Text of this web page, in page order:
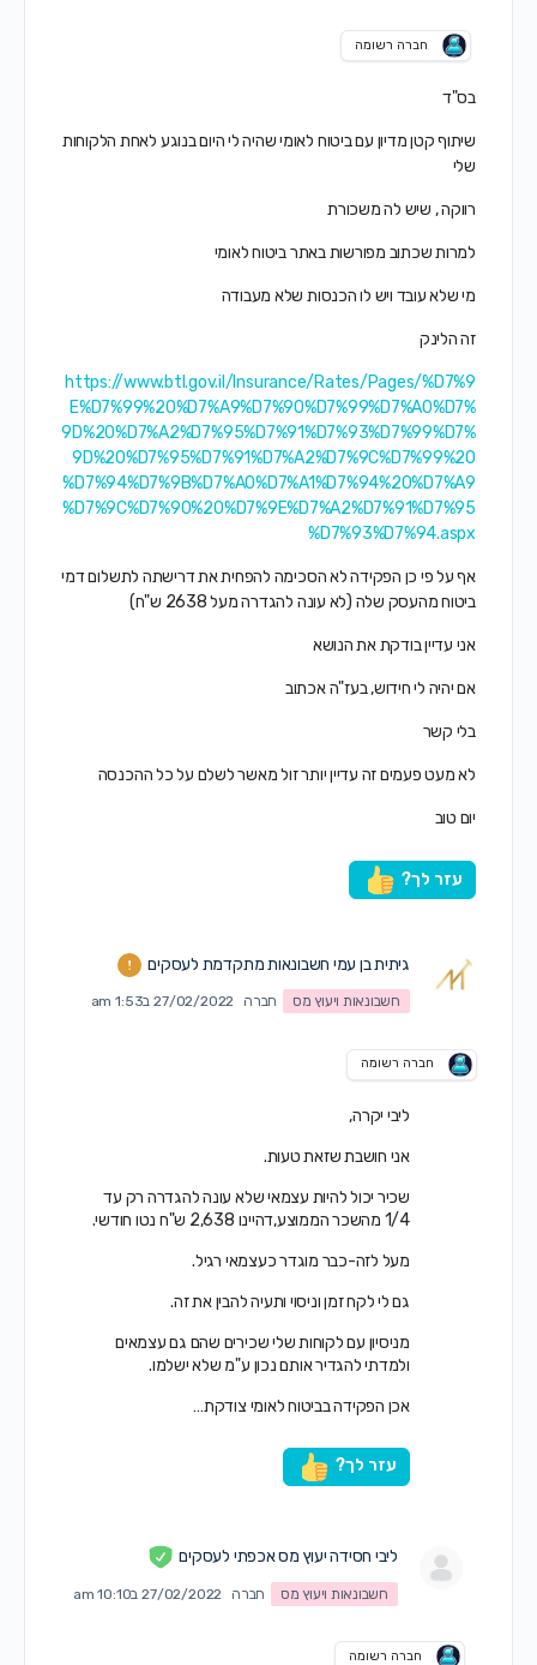
חברה רשומה
בס"ד
שיתוף קטן מדיון עם ביטוח לאומי שהיה לי היום בנוגע לאחת הלקוחות
שלי
רווקה , שיש לה משכורת
למרות שכתוב מפורשות באתר ביטוח לאומי
מי שלא עובד ויש לו הכנסות שלא מעבודה
זה הלינק
https://www.btl.gov.il/Insurance/Rates/Pages/%D7%9
E%D7%99%20%D7%A9%D7%90%D7%99%D7%A0%D7%
9D%20%D7%A2%D7%95%D7%91%D7%93%D7%99%D7%
9D%20%D7%95%D7%91%D7%A2%D7%9C%D7%99%20
%D7%94%D7%9B%D7%A0%D7%A1%D7%94%20%D7%A9
%D7%9C%D7%90%20%D7%9E%D7%A2%D7%91%D7%95
%D7%93%D7%94.aspx
אף על פי כן הפקידה לא הסכימה להפחית את דרישתה לתשלום דמי
ביטוח מהעסק שלה (לא עונה להגדרה מעל 2638 ש"ח)
אני עדיין בודקת את הנושא
אם יהיה לי חידוש, בעז"ה אכתוב
בלי קשר
לא מעט פעמים זה עדיין יותר זול מאשר לשלם על כל ההכנסה
יום טוב
עזר לך?
גיתית בן עמי חשבונאות מתקדמת לעסקים
חשבונאות ויעוץ מס חברה 27/02/2022 ב1:53 am
חברה רשומה
ליבי יקרה,
אני חושבת שזאת טעות.
שכיר יכול להיות עצמאי שלא עונה להגדרה רק עד
1/4 מהשכר הממוצע,דהיינו 2,638 ש"ח נטו חודשי.
מעל לזה-כבר מוגדר כעצמאי רגיל.
גם לי לקח זמן וניסוי ותעיה להבין את זה.
מניסיון עם לקוחות שלי שכירים שהם גם עצמאים
ולמדתי להגדיר אותם נכון ע"מ שלא ישלמו.
אכן הפקידה בביטוח לאומי צודקת…
עזר לך?
ליבי חסידה יעוץ מס אכפתי לעסקים
חשבונאות ויעוץ מס חברה 27/02/2022 ב10:10 am
חברה רשומה